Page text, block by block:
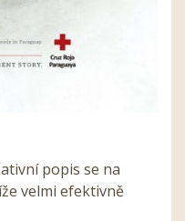
popis se na
velmi efektivně